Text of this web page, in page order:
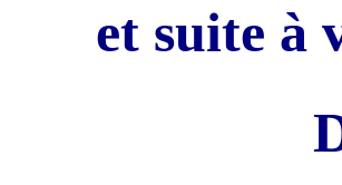
et suite à